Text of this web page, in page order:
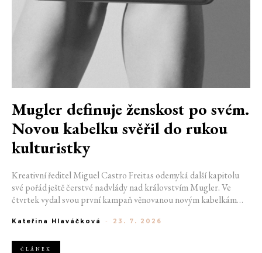
Mugler definuje ženskost po svém.
Novou kabelku svěřil do rukou
kulturistky
Kreativní ředitel Miguel Castro Freitas odemyká další kapitolu
své pořád ještě čerstvé nadvlády nad královstvím Mugler. Ve
čtvrtek vydal svou první kampaň věnovanou novým kabelkám
do módního domu dorazil. Umně mísí výrazy minulosti a dávných
Kateřina Hlaváčková - 23. 7. 2026
ČLÁNEK